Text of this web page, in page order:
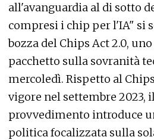
all'avanguardia al di sotto
compresi i chip per l'IA" si
bozza del Chips Act 2.0,
pacchetto sulla sovranità
mercoledì. Rispetto al
vigore nel settembre 2023,
provvedimento introduce
politica focalizzata sulla